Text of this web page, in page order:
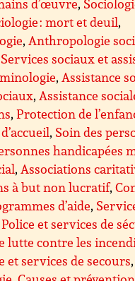
d’œuvre,
: mort et deuil,
,Anthropologie
Services sociaux et
,Assistance
,Assistance
,Protection de
, Soin des
handicapées
,Associations
à but non lucratif,
d’aide,
Police et services de
lutte contre les
et services de secours